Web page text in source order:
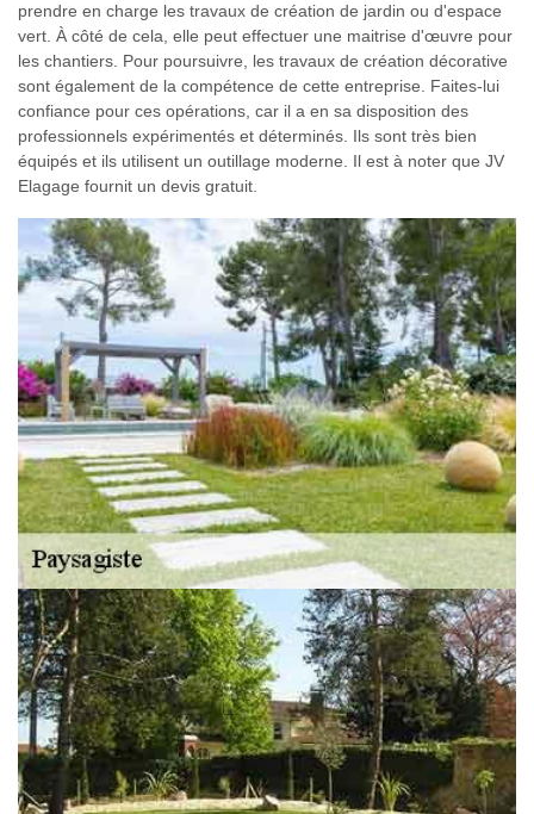
prendre en charge les travaux de création de jardin ou d'espace
vert. À côté de cela, elle peut effectuer une maitrise d'œuvre pour
les chantiers. Pour poursuivre, les travaux de création décorative
sont également de la compétence de cette entreprise. Faites-lui
confiance pour ces opérations, car il a en sa disposition des
professionnels expérimentés et déterminés. Ils sont très bien
équipés et ils utilisent un outillage moderne. Il est à noter que JV
Elagage fournit un devis gratuit.